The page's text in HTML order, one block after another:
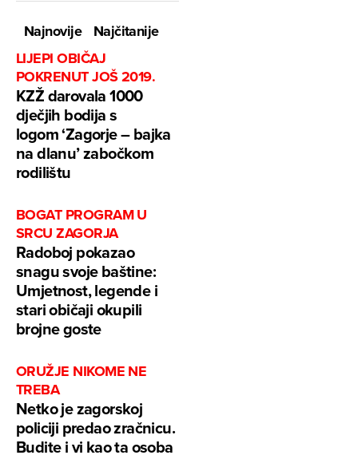
Najnovije
Najčitanije
LIJEPI OBIČAJ
POKRENUT JOŠ 2019.
KZŽ darovala 1000
dječjih bodija s
logom ‘Zagorje – bajka
na dlanu’ zabočkom
rodilištu
BOGAT PROGRAM U
SRCU ZAGORJA
Radoboj pokazao
snagu svoje baštine:
Umjetnost, legende i
stari običaji okupili
brojne goste
ORUŽJE NIKOME NE
TREBA
Netko je zagorskoj
policiji predao zračnicu.
Budite i vi kao ta osoba